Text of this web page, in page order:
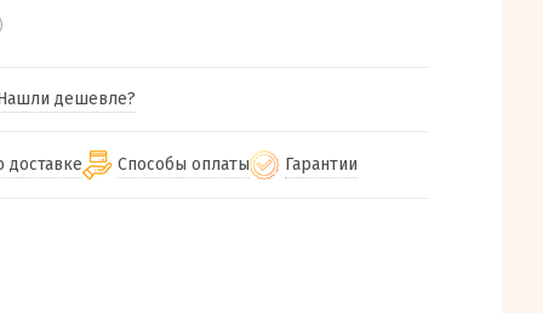
дешевле?
доставке Способы оплаты Гарантии